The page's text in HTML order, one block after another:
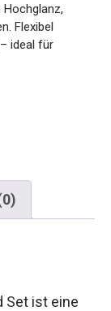
Flexibel
ideal für
Set ist eine